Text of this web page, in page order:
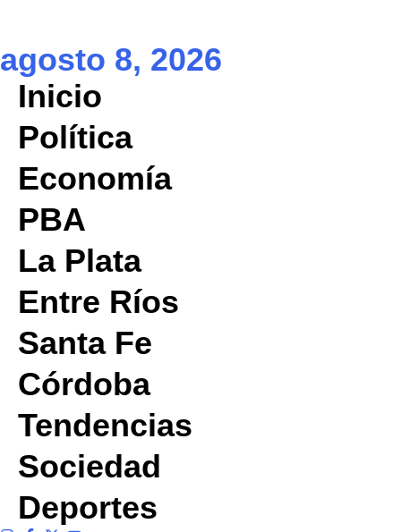
agosto 8, 2026
Inicio
Política
Economía
PBA
La Plata
Entre Ríos
Santa Fe
Córdoba
Tendencias
Sociedad
Deportes